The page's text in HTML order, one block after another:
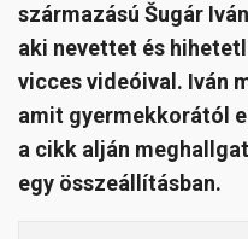
származású Šugár
aki nevettet és
vicces videóival. Iván
amit gyermekkorától
a cikk alján
egy összeállításban.